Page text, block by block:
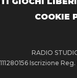
COOKIE
RADIO
Iscrizione